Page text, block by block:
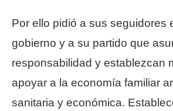
Por ello pidió a sus seguidores
gobierno y a su partido que
responsabilidad y establezcan
apoyar a la economía familiar
sanitaria y económica.